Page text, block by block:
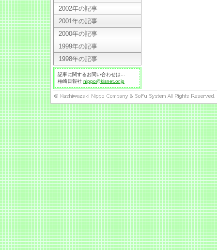
2002年の記事
2001年の記事
2000年の記事
1999年の記事
1998年の記事
記事に関するお問い合わせは...
柏崎日報社 nippo@kisnet.or.jp